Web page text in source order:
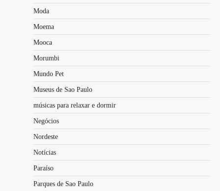
Moda
Moema
Mooca
Morumbi
Mundo Pet
Museus de Sao Paulo
músicas para relaxar e dormir
Negócios
Nordeste
Notícias
Paraíso
Parques de Sao Paulo